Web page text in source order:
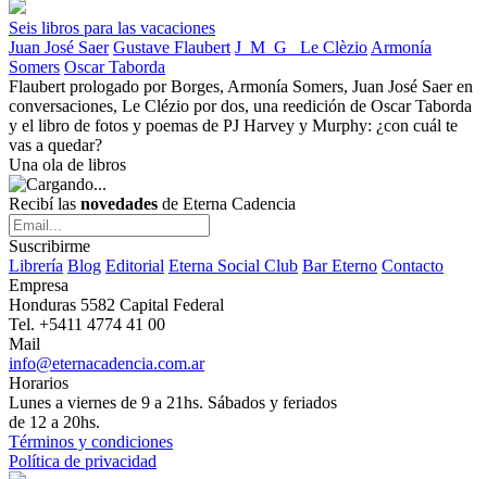
Seis libros para las vacaciones
Juan José Saer Gustave Flaubert J_M_G_ Le Clèzio Armonía
Somers Oscar Taborda
Flaubert prologado por Borges, Armonía Somers, Juan José Saer en
conversaciones, Le Clézio por dos, una reedición de Oscar Taborda
y el libro de fotos y poemas de PJ Harvey y Murphy: ¿con cuál te
vas a quedar?
Una ola de libros
Recibí las novedades de Eterna Cadencia
Suscribirme
Librería Blog Editorial Eterna Social Club Bar Eterno Contacto
Empresa
Honduras 5582 Capital Federal
Tel. +5411 4774 41 00
Mail
info@eternacadencia.com.ar
Horarios
Lunes a viernes de 9 a 21hs. Sábados y feriados
de 12 a 20hs.
Términos y condiciones
Política de privacidad